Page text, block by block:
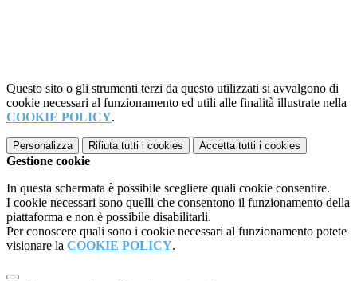
Questo sito o gli strumenti terzi da questo utilizzati si avvalgono di
cookie necessari al funzionamento ed utili alle finalità illustrate nella
COOKIE POLICY.
Personalizza Rifiuta tutti i cookies Accetta tutti i cookies
Gestione cookie
In questa schermata è possibile scegliere quali cookie consentire.
I cookie necessari sono quelli che consentono il funzionamento della
piattaforma e non è possibile disabilitarli.
Per conoscere quali sono i cookie necessari al funzionamento potete
visionare la COOKIE POLICY.